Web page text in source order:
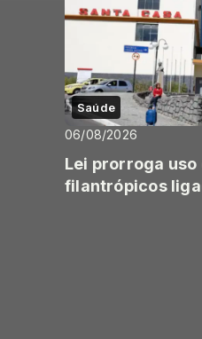
Saúde
06/08/2026
Lei prorroga uso
filantrópicos